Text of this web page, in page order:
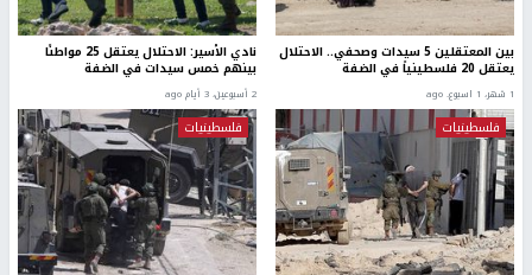
بين المعتقلين 5 سيدات وصحفي.. الاحتلال
يعتقل 20 فلسطينياً في الضفة
1 شهر، 1 اسبوع. ago
نادي الأسير: الاحتلال يعتقل 25 مواطنًا
بينهم خمس سيدات في الضفة
2 أسبوعين، 3 أيام ago
فلسطينيات فلسطينيات